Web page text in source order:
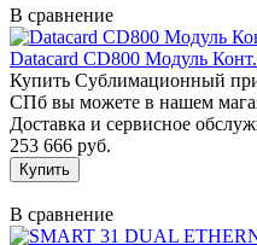
В сравнение
Datacard CD800 Модуль
Купить Сублимационный
СПб вы можете в нашем
Доставка и сервисное
253 666 руб.
В сравнение